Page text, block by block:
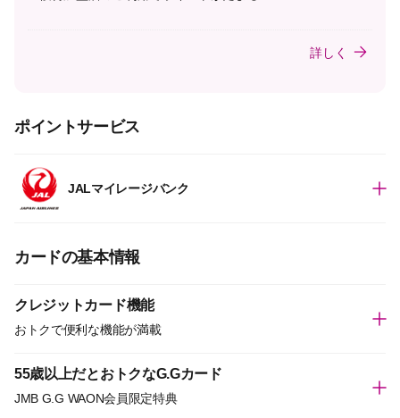
詳しく
ポイントサービス
JALマイレージバンク
カードの基本情報
クレジットカード機能
おトクで便利な機能が満載
55歳以上だとおトクなG.Gカード
JMB G.G WAON会員限定特典